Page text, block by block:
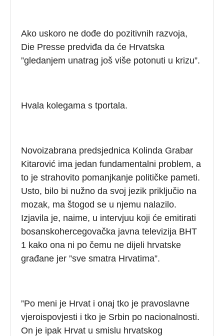
Ako uskoro ne dođe do pozitivnih razvoja,
Die Presse predviđa da će Hrvatska
”gledanjem unatrag još više potonuti u krizu”.
Hvala kolegama s tportala.
Novoizabrana predsjednica Kolinda Grabar
Kitarović ima jedan fundamentalni problem, a
to je strahovito pomanjkanje političke pameti.
Usto, bilo bi nužno da svoj jezik priključio na
mozak, ma štogod se u njemu nalazilo.
Izjavila je, naime, u intervjuu koji će emitirati
bosanskohercegovačka javna televizija BHT
1 kako ona ni po čemu ne dijeli hrvatske
građane jer ”sve smatra Hrvatima”.
”Po meni je Hrvat i onaj tko je pravoslavne
vjeroispovjesti i tko je Srbin po nacionalnosti.
On je ipak Hrvat u smislu hrvatskog